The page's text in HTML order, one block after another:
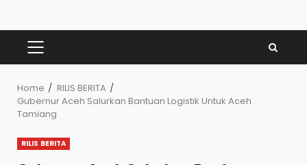
PRIMARY
MENU
Home
RILIS BERITA
Gubernur Aceh Salurkan Bantuan Logistik Untuk Aceh
Tamiang
RILIS BERITA